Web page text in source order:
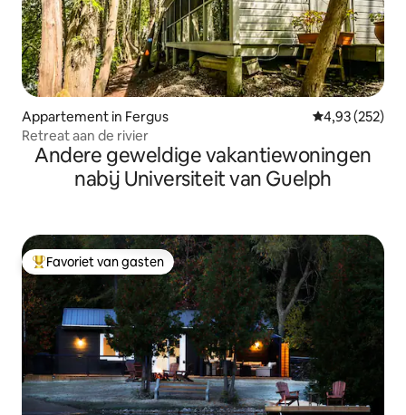
Appartement in Fergus Gemiddelde
4,93 (252)
Retreat aan de rivier
Andere geweldige vakantiewoningen
nabij Universiteit van Guelph
Topfavoriet van gasten
Favoriet van gasten